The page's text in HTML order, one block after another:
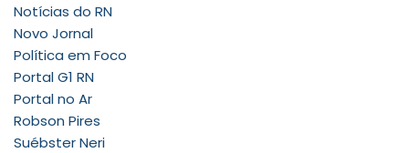
Notícias do RN
Novo Jornal
Política em Foco
Portal G1 RN
Portal no Ar
Robson Pires
Suébster Neri